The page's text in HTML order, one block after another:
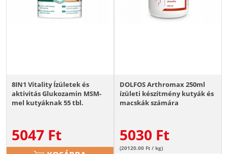
8IN1 Vitality Ízületek és
aktivitás Glukozamin MSM-
mel kutyáknak 55 tbl.
5047 Ft
DOLFOS Arthromax 250ml
ízületi készítmény kutyák és
macskák számára
5030 Ft
(20120.00 Ft / kg)